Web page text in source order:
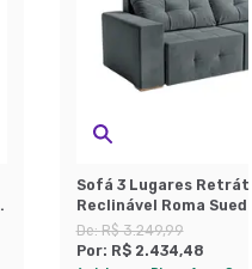
Sofá 3 Lugares
Reclinável Roma
cm
De:R$ 3.249,99
Por: R$ 2.434,48